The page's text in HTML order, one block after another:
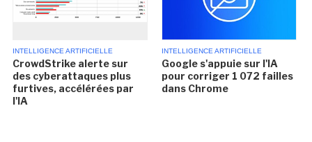
INTELLIGENCE ARTIFICIELLE
CrowdStrike alerte sur
des cyberattaques plus
furtives, accélérées par
l'IA
INTELLIGENCE ARTIFICIELLE
Google s'appuie sur l'IA
pour corriger 1 072 failles
dans Chrome